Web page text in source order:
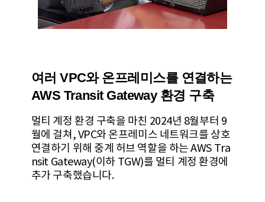
여러 VPC와 온프레미스를 연결하는
AWS Transit Gateway 환경 구축
멀티 계정 환경 구축을 마친 2024년 8월부터 9
월에 걸쳐, VPC와 온프레미스 네트워크를 상호
연결하기 위해 중계 허브 역할을 하는 AWS Tra
nsit Gateway(이하 TGW)를 멀티 계정 환경에
추가 구축했습니다.